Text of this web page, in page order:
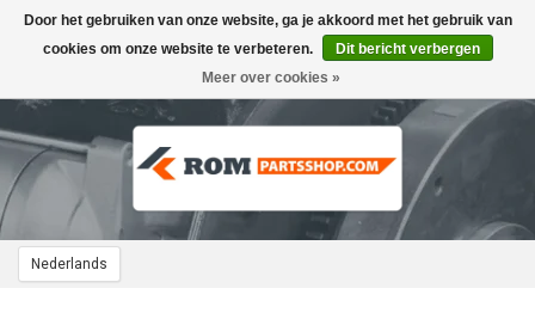
Nederlands
Toggle
navigation
Door het gebruiken van onze website, ga je akkoord met het gebruik van
cookies om onze website te verbeteren.
Dit bericht verbergen
Meer over cookies »